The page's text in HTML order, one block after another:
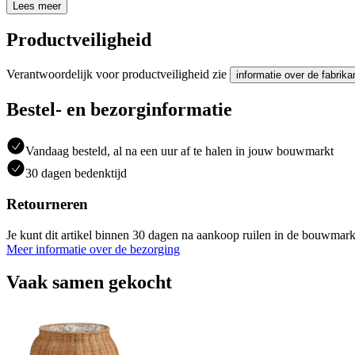
Lees meer
Productveiligheid
Verantwoordelijk voor productveiligheid zie informatie over de
Bestel- en bezorginformatie
Vandaag besteld, al na een uur af te halen in jouw bouwmarkt
30 dagen bedenktijd
Retourneren
Je kunt dit artikel binnen 30 dagen na aankoop ruilen in de
Meer informatie over de bezorging
Vaak samen gekocht